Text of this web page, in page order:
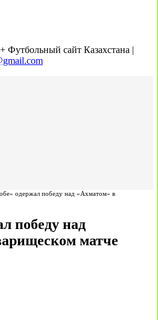
сайт Казахстана |
одержал победу над «Ахматом» в
победу над
матче